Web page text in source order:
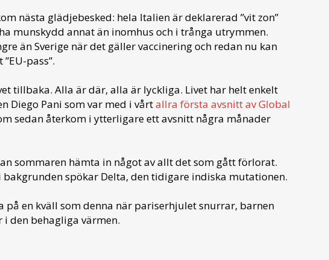
nästa glädjebesked: hela Italien är deklarerad ”vit zon”
munskydd annat än inomhus och i trånga utrymmen.
än Sverige när det gäller vaccinering och redan nu kan
pass”.
tillbaka. Alla är där, alla är lyckliga. Livet har helt enkelt
Diego Pani som var med i vårtallra första avsnitt av Global
sedan återkom i ytterligare ett avsnitt några månader
sommaren hämta in något av allt det som gått förlorat.
spökar Delta, den tidigare indiska mutationen.
på en kväll som denna när pariserhjulet snurrar, barnen
i den behagliga värmen.